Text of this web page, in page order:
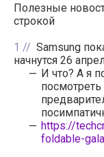
Полезные
строкой
1
Samsung
начнутся 26
И что? А я
https://
foldable-